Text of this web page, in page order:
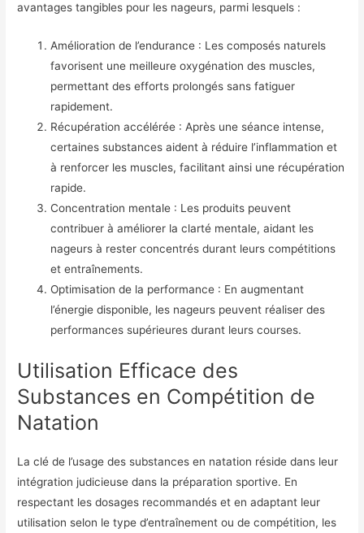
avantages tangibles pour les nageurs, parmi lesquels :
Amélioration de l’endurance : Les composés naturels
favorisent une meilleure oxygénation des muscles,
permettant des efforts prolongés sans fatiguer
rapidement.
Récupération accélérée : Après une séance intense,
certaines substances aident à réduire l’inflammation et
à renforcer les muscles, facilitant ainsi une récupération
rapide.
Concentration mentale : Les produits peuvent
contribuer à améliorer la clarté mentale, aidant les
nageurs à rester concentrés durant leurs compétitions
et entraînements.
Optimisation de la performance : En augmentant
l’énergie disponible, les nageurs peuvent réaliser des
performances supérieures durant leurs courses.
Utilisation Efficace des
Substances en Compétition de
Natation
La clé de l’usage des substances en natation réside dans leur
intégration judicieuse dans la préparation sportive. En
respectant les dosages recommandés et en adaptant leur
utilisation selon le type d’entraînement ou de compétition, les